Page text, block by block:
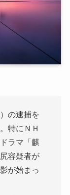
の逮捕を
特にＮＨ
ラマ「麒
容疑者が
が始まっ